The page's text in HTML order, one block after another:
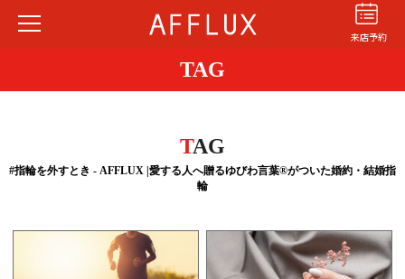
来店予約
TAG
TAG
#指輪を外すとき - AFFLUX |愛する人へ贈るゆびわ言葉®がついた婚約・結婚指
輪